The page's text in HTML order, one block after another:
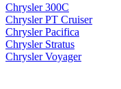
Chrysler 300C
Chrysler PT Cruiser
Chrysler Pacifica
Chrysler Stratus
Chrysler Voyager